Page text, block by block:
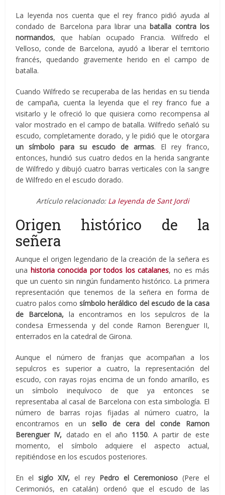
La leyenda nos cuenta que el rey franco pidió ayuda al
condado de Barcelona para librar unabatalla contra los
normandos, que habían ocupado Francia. Wilfredo el
Velloso, conde de Barcelona, ayudó a liberar el territorio
francés, quedando gravemente herido en el campo de
batalla.
Cuando Wilfredo se recuperaba de las heridas en su tienda
de campaña, cuenta la leyenda que el rey franco fue a
visitarlo y le ofreció lo que quisiera como recompensa al
valor mostrado en el campo de batalla. Wilfredo señaló su
escudo, completamente dorado, y le pidió que le otorgara
un símbolo para su escudo de armas. El rey franco,
entonces, hundió sus cuatro dedos en la herida sangrante
de Wilfredo y dibujó cuatro barras verticales con la sangre
de Wilfredo en el escudo dorado.
Artículo relacionado: La leyenda de Sant Jordi
Origen histórico de la
señera
Aunque el origen legendario de la creación de la señera es
una historia conocida por todos los catalanes, no es más
que un cuento sin ningún fundamento histórico. La primera
representación que tenemos de la señera en forma de
cuatro palos comosímbolo heráldico del escudo de la casa
de Barcelona, la encontramos en los sepulcros de la
condesa Ermessenda y del conde Ramon Berenguer II,
enterrados en la catedral de Girona.
Aunque el número de franjas que acompañan a los
sepulcros es superior a cuatro, la representación del
escudo, con rayas rojas encima de un fondo amarillo, es
un símbolo inequívoco de que ya entonces se
representaba al casal de Barcelona con esta simbología. El
número de barras rojas fijadas al número cuatro, la
encontramos en un sello de cera del conde Ramon
Berenguer IV, datado en el año 1150. A partir de este
momento, el símbolo adquiere el aspecto actual,
repitiéndose en los escudos posteriores.
En elsiglo XIV, el rey Pedro el Ceremonioso(Pere el
Cerimoniós, en catalán) ordenó que el escudo de las